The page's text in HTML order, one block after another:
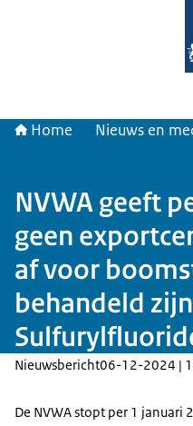
Home Nieuws en
NVWA geeft
geen
af voor
behandeld
Nieuwsbericht06-12-2024 |
De NVWA stopt per 1